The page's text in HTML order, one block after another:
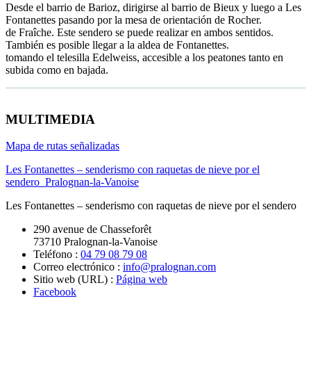
Desde el barrio de Barioz, dirigirse al barrio de Bieux y luego a Les
Fontanettes pasando por la mesa de orientación de Rocher.
de Fraîche. Este sendero se puede realizar en ambos sentidos.
También es posible llegar a la aldea de Fontanettes.
tomando el telesilla Edelweiss, accesible a los peatones tanto en
subida como en bajada.
MULTIMEDIA
Mapa de rutas señalizadas
Les Fontanettes – senderismo con raquetas de nieve por el
sendero_Pralognan-la-Vanoise
Les Fontanettes – senderismo con raquetas de nieve por el sendero
290 avenue de Chasseforêt
73710 Pralognan-la-Vanoise
Teléfono : 04 79 08 79 08
Correo electrónico : info@pralognan.com
Sitio web (URL) : Página web
Facebook